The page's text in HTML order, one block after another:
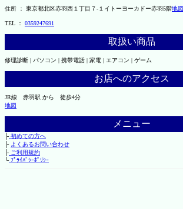
住所 ： 東京都北区赤羽西１丁目７-１イトーヨーカドー赤羽5階地図
TEL ： 0359247691
取扱い商品
修理診断 | パソコン | 携帯電話 | 家電 | エアコン | ゲーム
お店へのアクセス
JR線 赤羽駅 から 徒歩4分
地図
メニュー
├初めての方へ
├ よくあるお問い合わせ
├ご利用規約
└ﾌﾟﾗｲﾊﾞｼｰﾎﾟﾘｼｰ